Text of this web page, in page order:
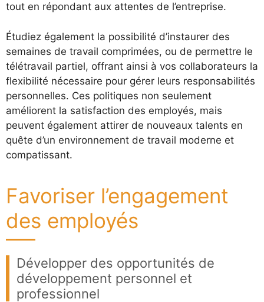
tout en répondant aux attentes de l’entreprise.
Étudiez également la possibilité d’instaurer des
semaines de travail comprimées, ou de permettre le
télétravail partiel, offrant ainsi à vos collaborateurs la
flexibilité nécessaire pour gérer leurs responsabilités
personnelles. Ces politiques non seulement
améliorent la satisfaction des employés, mais
peuvent également attirer de nouveaux talents en
quête d’un environnement de travail moderne et
compatissant.
Favoriser l’engagement
des employés
Développer des opportunités de
développement personnel et
professionnel